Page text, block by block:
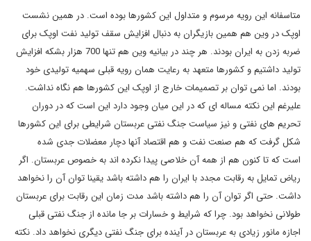
متاسفانه این رویه مرسوم و متداول این کشورها بوده است. در همین نشست
اوپک در وین هم همین بازیگران به دنبال افزایش سقف تولید نفت اوپک برای
ضربه زدن به ایران بودند. هر چند در بیانیه وین هم تنها 700 هزار بشکه افزایش
تولید داشتیم و کشورها متعهد به رعایت همان رویه قبلی سهمیه تولیدی خود
بودند. اما نمی توان بر تصمیمات خارج از اوپک این کشورها هم نگاه نداشت.
علیرغم این نکته مساله ای که در این میان وجود دارد این است که در دوران
تحریم های نفتی و نیز سیاست جنگ نفتی عربستان شرایطی برای این کشورها
شکل گرفت که هم صنعت نفت و هم اقتصاد آنها دچار معضلات جدی شده
است که تا کنون هم از همه آن خلاصی پیدا نکرده اند به خصوص عربستان. اگر
ریاض تمایل به رقابت مجدد با ایران را هم داشته باشد یقینا توان آن را نخواهد
داشت. حتی اگر توان آن را هم داشته باشد مدت زمان این رقابت برای عربستان
طولانی نخواهد بود. چرا که شرایط و خسارات بر جا مانده از جنگ نفتی قبلی
اجازه مانور زیادی به عربستان در آینده برای جنگ نفتی دیگری نخواهد داد. نکته